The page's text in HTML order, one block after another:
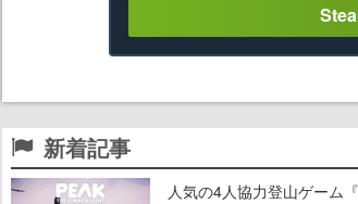
新着記事
人気の4人協力登山ゲーム